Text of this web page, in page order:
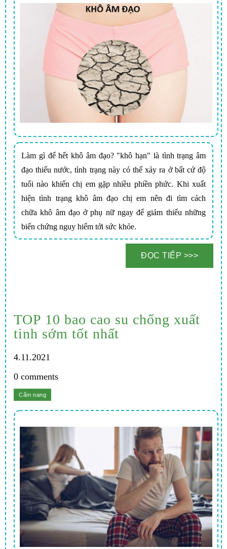
Làm gì để hết khô âm đạo? "khô hạn" là tình trạng âm
đạo thiếu nước, tình trạng này có thể xảy ra ở bất cứ độ
tuổi nào khiến chị em gặp nhiều phiền phức. Khi xuất
hiện tình trạng khô âm đạo chị em nên đi tìm cách
chữa khô âm đạo ở phụ nữ ngay để giảm thiểu những
biến chứng nguy hiểm tới sức khỏe.
TOP 10 bao cao su chống xuất
tinh sớm tốt nhất
4.11.2021
0 comments